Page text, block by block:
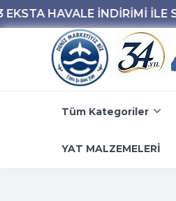
Tüm Kategoriler
YAT MALZEMELERİ